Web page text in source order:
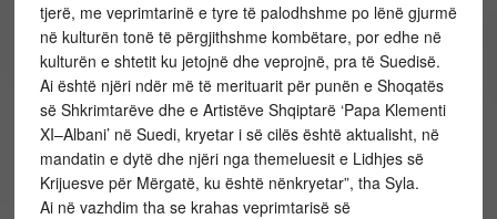
tjerë, me veprimtarinë e tyre të palodhshme po lënë gjurmë
në kulturën tonë të përgjithshme kombëtare, por edhe në
kulturën e shtetit ku jetojnë dhe veprojnë, pra të Suedisë.
Ai është njëri ndër më të merituarit për punën e Shoqatës
së Shkrimtarëve dhe e Artistëve Shqiptarë ‘Papa Klementi
XI–Albani’ në Suedi, kryetar i së cilës është aktualisht, në
mandatin e dytë dhe njëri nga themeluesit e Lidhjes së
Krijuesve për Mërgatë, ku është nënkryetar”, tha Syla.
Ai në vazhdim tha se krahas veprimtarisë së